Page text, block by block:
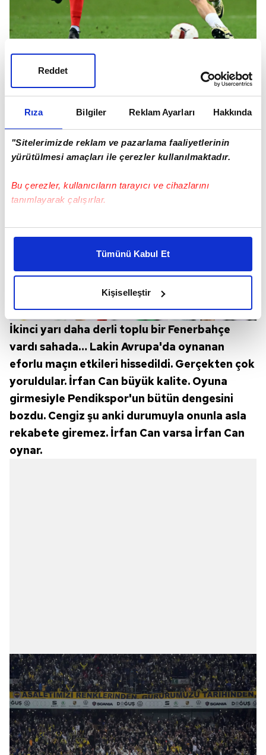
Rıza Bilgiler Reklam Ayarları Hakkında
"Sitelerimizde reklam ve pazarlama faaliyetlerinin
yürütülmesi amaçları ile çerezler kullanılmaktadır.
Bu çerezler, kullanıcıların tarayıcı ve cihazlarını
tanımlayarak çalışırlar.
Bu çerezlere izin vermeniz halinde sizlere özel
daha iyi reklam deneyimi yaşatabiliriz. Bunu yaparken
amacımızın size daha iyi bir reklam deneyimi sunmak
elimizden gelen çabayı gösterdiğimizi ve bu noktada,
kalemimiz olduğunu sizlere hatırlatmak isteriz.
Her halükârda, kullanıcılar, bu çerezlere izin vermedikleri
takdirde, kullanıcılara hedefli reklamlar
gösterilmeyecektir."
Sizlere daha iyi bir hizmet sunabilmek için İnternet
Sitemizde kendimize ve üçüncü kişilere ait çerezler
kullanılmaktadır. Bu çerezler vasıtasıyla çeşitli kişisel
verileriniz işlenmekte olup gerekli olan çerezler bilgi
ilgili mevzuata uygun olarak kullanılan çerezlerle ilgili bilgi
almak için lütfentıklayınız .
Tümünü Kabul Et
Kişiselleştir
Reddet
Cengiz ve Krunic yine çok etkisiz kaldılar.
İsmail hoca hayali Fred-Krunic ikilisi sanki
olmayacak gibi görünüyor. Krunic temaslı
oyuna giremediği sürece bizim ligimizde çok
zorlanır.
İkinci yarı daha derli toplu bir Fenerbahçe
vardı sahada… Lakin Avrupa'da oynanan
eforlu maçın etkileri hissedildi. Gerçekten çok
yoruldular. İrfan Can büyük kalite. Oyuna
girmesiyle Pendikspor'un bütün dengesini
bozdu. Cengiz şu anki durumuyla onunla asla
rekabete giremez. İrfan Can varsa İrfan Can
oynar.